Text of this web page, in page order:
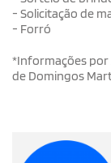
- Solicitação de
- Forró
*Informações por
de Domingos